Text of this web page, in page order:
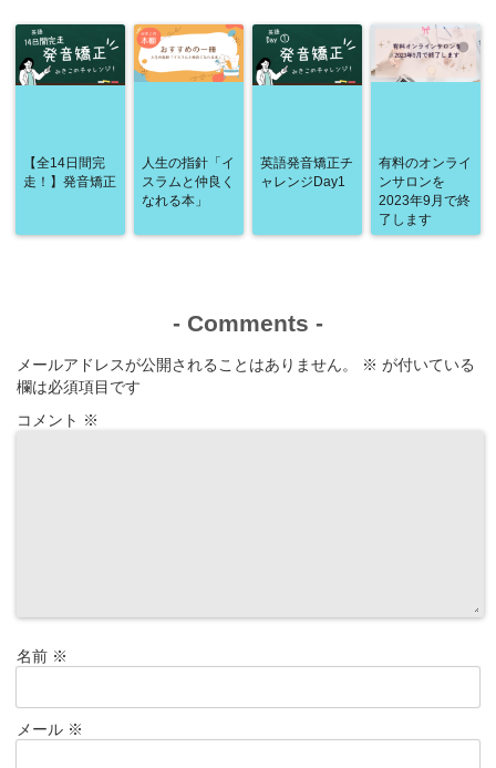
【全14日間完
走！】発音矯正
人生の指針「イ
スラムと仲良く
なれる本」
英語発音矯正チ
ャレンジDay1
有料のオンライ
ンサロンを
2023年9月で終
了します
- Comments -
メールアドレスが公開されることはありません。 ※ が付いている
欄は必須項目です
コメント ※
名前 ※
メール ※